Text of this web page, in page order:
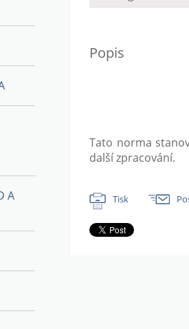
Popis
Tato norma
další zpracování.
Tisk
A